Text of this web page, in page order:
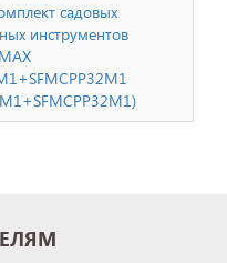
садовых
инструментов